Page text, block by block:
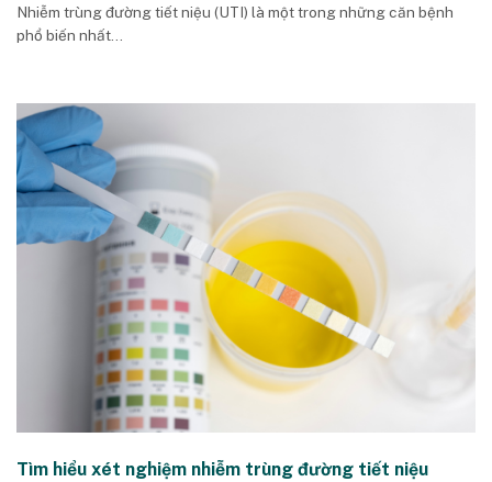
Nhiễm trùng đường tiết niệu (UTI) là một trong những căn bệnh
phổ biến nhất...
Tìm hiểu xét nghiệm nhiễm trùng đường tiết niệu